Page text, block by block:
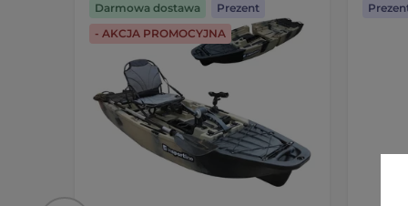
Darmowa dostawa
Prezent
- AKCJA PROMOCYJNA